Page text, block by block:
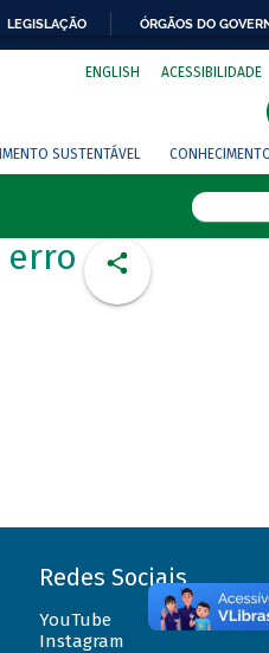
LEGISLAÇÃO ÓRGÃOS DO
ENGLISH ACESSIBILIDADE
SUSTENTÁVEL
erro
Redes Sociais
YouTube
Instagram